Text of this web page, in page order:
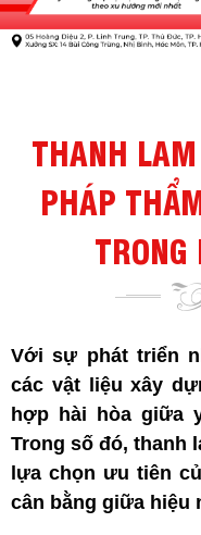
THANH
PHÁP
Với sự phát triển
các vật liệu xây
hợp hài hòa giữa
Trong số đó, thanh
lựa chọn ưu tiên
cân bằng giữa hiệu